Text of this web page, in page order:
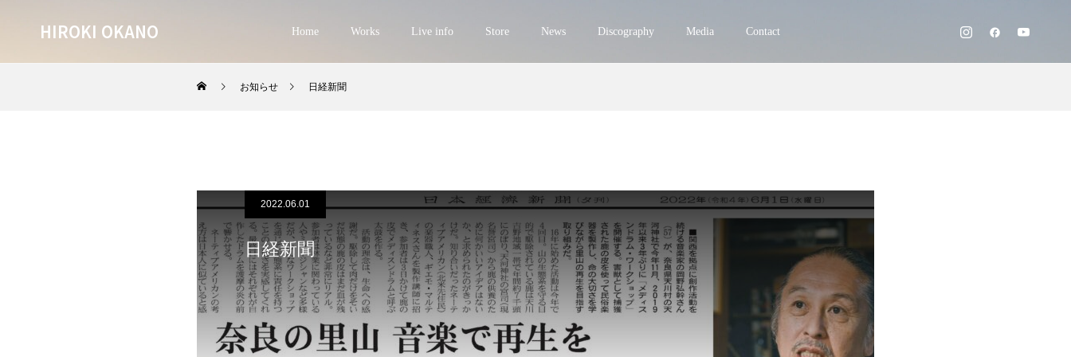
HIROKI OKANO Home Works Live info Store News Discography Media Contact
お知らせ 日経新聞
2022.06.01
日経新聞